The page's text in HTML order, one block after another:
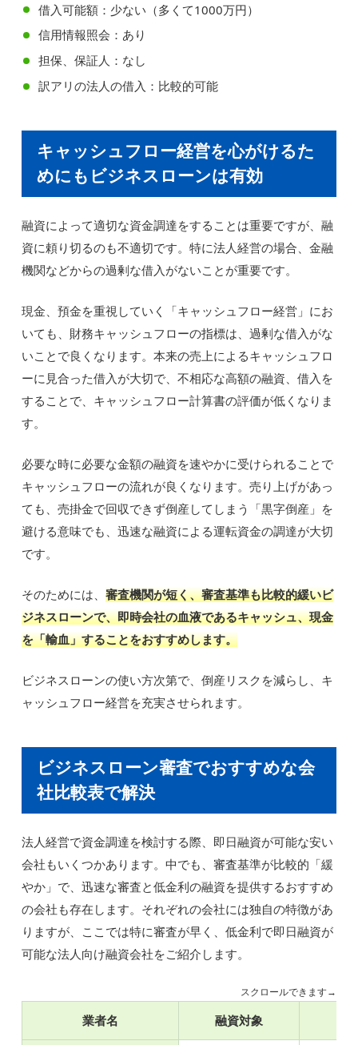
借入可能額：少ない（多くて1000万円）
信用情報照会：あり
担保、保証人：なし
訳アリの法人の借入：比較的可能
キャッシュフロー経営を心がけるた
めにもビジネスローンは有効
融資によって適切な資金調達をすることは重要ですが、融
資に頼り切るのも不適切です。特に法人経営の場合、金融
機関などからの過剰な借入がないことが重要です。
現金、預金を重視していく「キャッシュフロー経営」にお
いても、財務キャッシュフローの指標は、過剰な借入がな
いことで良くなります。本来の売上によるキャッシュフロ
ーに見合った借入が大切で、不相応な高額の融資、借入を
することで、キャッシュフロー計算書の評価が低くなりま
す。
必要な時に必要な金額の融資を速やかに受けられることで
キャッシュフローの流れが良くなります。売り上げがあっ
ても、売掛金で回収できず倒産してしまう「黒字倒産」を
避ける意味でも、迅速な融資による運転資金の調達が大切
です。
そのためには、審査機関が短く、審査基準も比較的緩いビ
ジネスローンで、即時会社の血液であるキャッシュ、現金
を「輸血」することをおすすめします。
ビジネスローンの使い方次第で、倒産リスクを減らし、キ
ャッシュフロー経営を充実させられます。
ビジネスローン審査でおすすめな会
社比較表で解決
法人経営で資金調達を検討する際、即日融資が可能な安い
会社もいくつかあります。中でも、審査基準が比較的「緩
やか」で、迅速な審査と低金利の融資を提供するおすすめ
の会社も存在します。それぞれの会社には独自の特徴があ
りますが、ここでは特に審査が早く、低金利で即日融資が
可能な法人向け融資会社をご紹介します。
スクロールできます→
業者名 融資対象